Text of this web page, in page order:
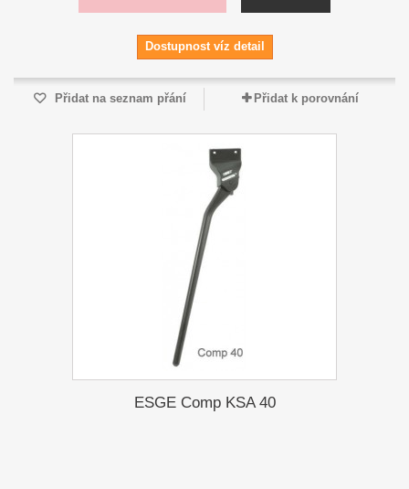
Dostupnost víz detail
Přidat na seznam přání Přidat k porovnání
ESGE Comp KSA 40